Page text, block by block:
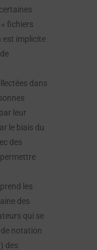
fichiers
est implicite
dans
leur
le biais du
des
les
des
qui se
notation
des